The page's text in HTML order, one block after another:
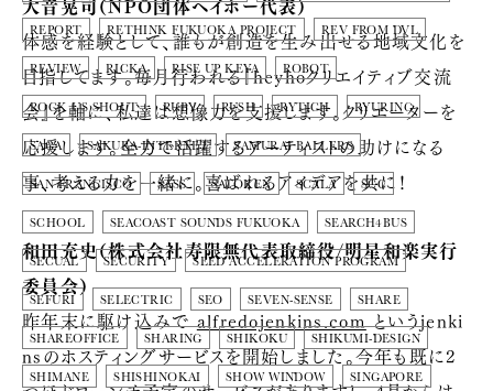
REPORT RETHINK FUKUOKA PROJECT REV FROM DVL
REVIEW RICKA RISE UP KEYA ROBOT
ROCK US SHOUT RUBY RUSH RYTICH RYURING
SAGA SAKURA-INTERNET SAMURAI BALLERS
SAN FRANCISCO SASS SATOKEN SCALA SCC
SCHOOL SEACOAST SOUNDS FUKUOKA SEARCH4BUS
SECUAL SECURITY SEED ACCELERATION PROGRAM
SEFURI SELECTRIC SEO SEVEN-SENSE SHARE
SHAREOFFICE SHARING SHIKOKU SHIKUMI-DESIGN
SHIMANE SHISHINOKAI SHOW WINDOW SINGAPORE
体感を経験として、誰もが創造を生み出せる地域文化を
目指してます。毎月行われる『heyhoクリエイティブ交流
会』を軸に、私達は想像力を支援します。クリエーターを
応援します。全力で活躍するアーティストの助けになる
事、考える力を一緒に。喜ばれるアイデアを共に！
和田充史（株式会社寿限無代表取締役/明星和楽実行
委員会）
昨年末に駆け込みでalfredojenkins.comというjenki
nsのホスティングサービスを開始しました。今年も既に2